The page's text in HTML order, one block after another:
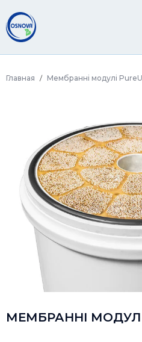
Главная Мембранні модулі
МЕМБРАННІ МОДУЛІ